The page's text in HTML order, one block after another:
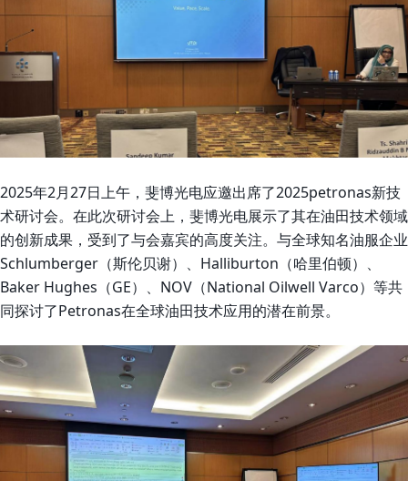
2025年2月27日上午，斐博光电应邀出席了2025petronas新技
术研讨会。在此次研讨会上，斐博光电展示了其在油田技术领域
的创新成果，受到了与会嘉宾的高度关注。与全球知名油服企业
Schlumberger（斯伦贝谢）、Halliburton（哈里伯顿）、
Baker Hughes（GE）、NOV（National Oilwell Varco）等共
同探讨了Petronas在全球油田技术应用的潜在前景。